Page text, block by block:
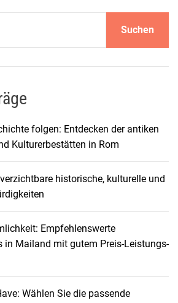
Suchen
folgen: Entdecken der antiken
Kulturerbestätten in Rom
historische, kulturelle und
Empfehlenswerte
in Mailand mit gutem Preis-Leistungs-
Wählen Sie die passende